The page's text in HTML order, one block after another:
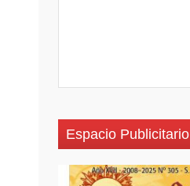
Espacio Publicitario